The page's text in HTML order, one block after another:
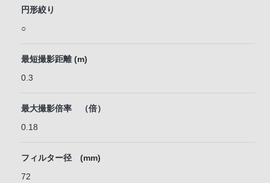
円形絞り
○
最短撮影距離 (m)
0.3
最大撮影倍率 （倍）
0.18
フィルター径 (mm)
72